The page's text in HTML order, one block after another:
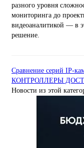
разного уровня
мониторинга до
видеоаналитикой — в
решение.
Сравнение серий IP-
КОНТРОЛЛЕРЫ
Новости из этой